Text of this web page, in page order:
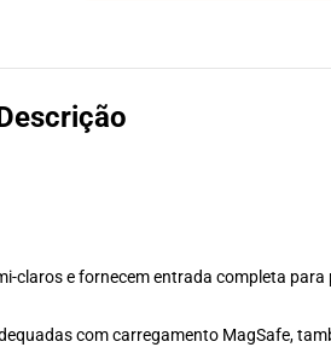
claros e fornecem entrada completa para
com carregamento MagSafe,